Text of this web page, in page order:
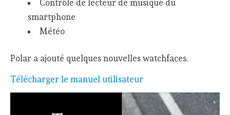
Contrôle de lecteur de musique du
smartphone
Météo
Polar a ajouté quelques nouvelles watchfaces.
Télécharger le manuel utilisateur